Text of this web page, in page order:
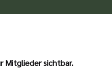
Mitglieder sichtbar.